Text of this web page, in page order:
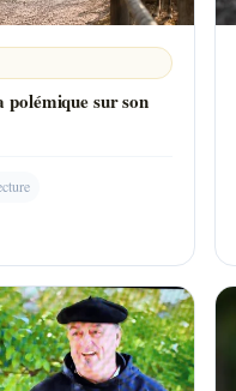
polémique sur son